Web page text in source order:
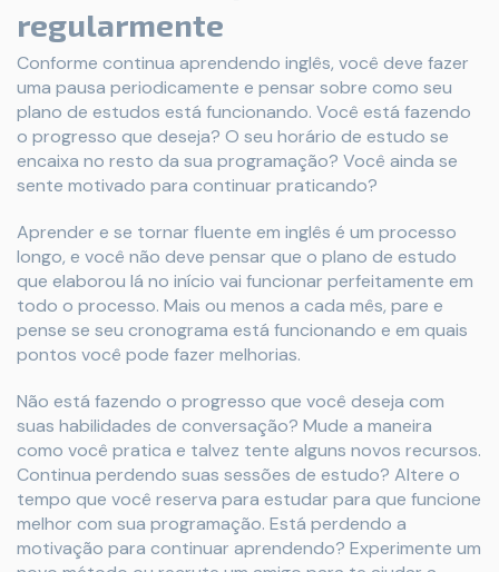
regularmente
Conforme continua aprendendo inglês, você deve fazer
uma pausa periodicamente e pensar sobre como seu
plano de estudos está funcionando. Você está fazendo
o progresso que deseja? O seu horário de estudo se
encaixa no resto da sua programação? Você ainda se
sente motivado para continuar praticando?
Aprender e se tornar fluente em inglês é um processo
longo, e você não deve pensar que o plano de estudo
que elaborou lá no início vai funcionar perfeitamente em
todo o processo. Mais ou menos a cada mês, pare e
pense se seu cronograma está funcionando e em quais
pontos você pode fazer melhorias.
Não está fazendo o progresso que você deseja com
suas habilidades de conversação? Mude a maneira
como você pratica e talvez tente alguns novos recursos.
Continua perdendo suas sessões de estudo? Altere o
tempo que você reserva para estudar para que funcione
melhor com sua programação. Está perdendo a
motivação para continuar aprendendo? Experimente um